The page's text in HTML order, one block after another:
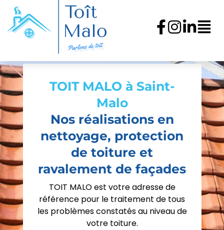
TOIT MALO à Saint-
Malo
Nos réalisations en
nettoyage, protection
de toiture et
ravalement de façades
TOIT MALO est votre adresse de
référence pour le traitement de tous
les problèmes constatés au niveau de
votre toiture.